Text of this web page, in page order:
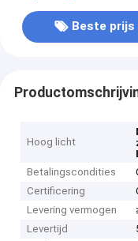
Beste prijs
Hoog licht
Betalingscondities
Certificering
Levering vermogen
Levertijd